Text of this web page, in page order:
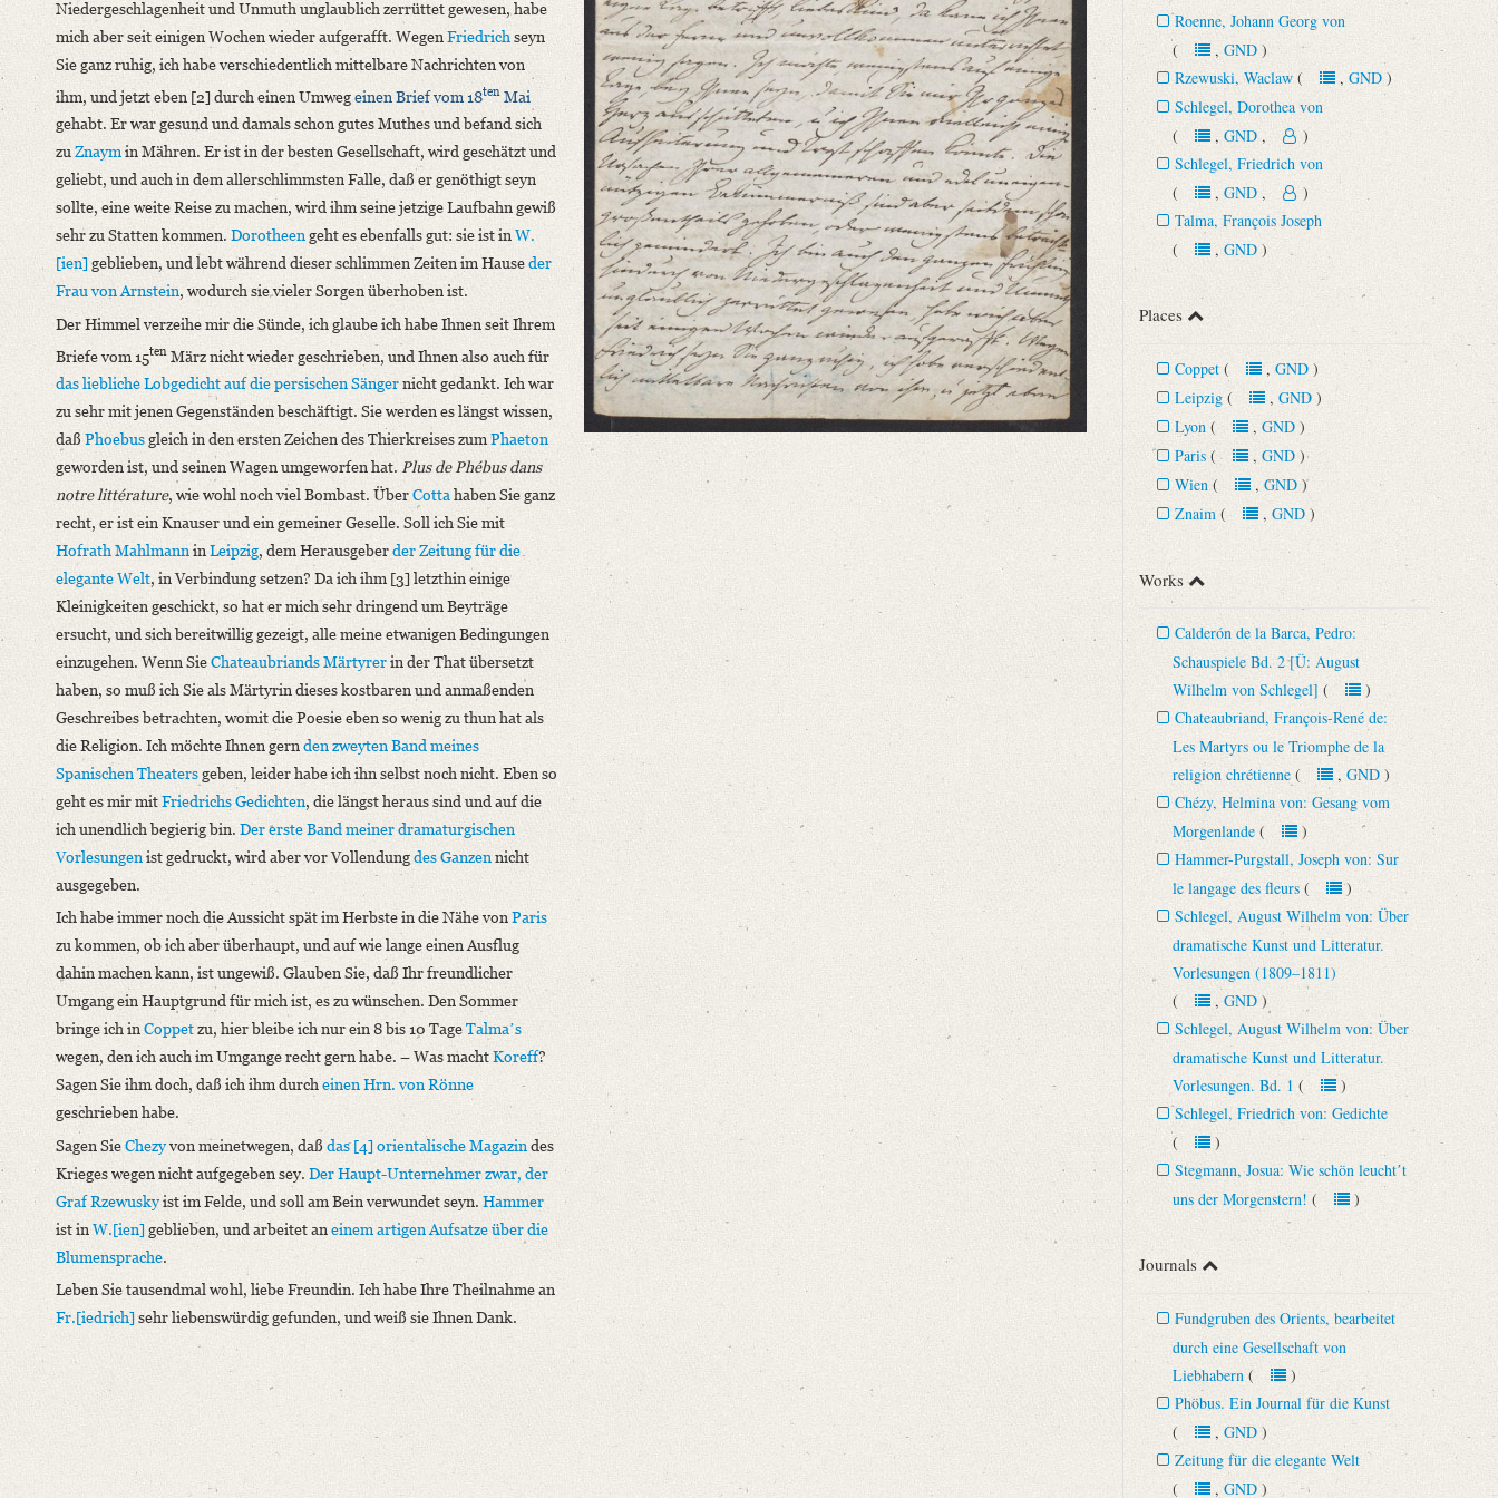
German
Niedergeschlagenheit und Unmuth unglaublich zerrüttet gewesen, habe
mich aber seit einigen Wochen wieder aufgerafft. WegenFriedrichseyn
Sie ganz ruhig, ich habe verschiedentlich mittelbare Nachrichten von
ihm, und jetzt eben [2] durch einen Umwegeinen Brief vom 18ten Mai
gehabt. Er war gesund und damals schon gutes Muthes und befand sich
zu Znaymin Mähren. Er ist in der besten Gesellschaft, wird geschätzt und
geliebt, und auch in dem allerschlimmsten Falle, daß er genöthigt seyn
sollte, eine weite Reise zu machen, wird ihm seine jetzige Laufbahn gewiß
sehr zu Statten kommen. Dorotheengeht es ebenfalls gut: sie ist inW.
[ien]geblieben, und lebt während dieser schlimmen Zeiten im Hauseder
Frau von Arnstein, wodurch sie vieler Sorgen überhoben ist.
Der Himmel verzeihe mir die Sünde, ich glaube ich habe Ihnen seit Ihrem
Briefe vom 15ten März nicht wieder geschrieben, und Ihnen also auch für
das liebliche Lobgedicht auf die persischen Sängernicht gedankt. Ich war
zu sehr mit jenen Gegenständen beschäftigt. Sie werden es längst wissen,
daßPhoebusgleich in den ersten Zeichen des Thierkreises zumPhaeton
geworden ist, und seinen Wagen umgeworfen hat. Plus de Phébus dans
notre littérature, wie wohl noch viel Bombast. ÜberCotta haben Sie ganz
recht, er ist ein Knauser und ein gemeiner Geselle. Soll ich Sie mit
Hofrath MahlmanninLeipzig, dem Herausgeberder Zeitung für die
elegante Welt, in Verbindung setzen? Da ich ihm [3] letzthin einige
Kleinigkeiten geschickt, so hat er mich sehr dringend um Beyträge
ersucht, und sich bereitwillig gezeigt, alle meine etwanigen Bedingungen
einzugehen. Wenn SieChateaubriandsMärtyrerin der That übersetzt
haben, so muß ich Sie als Märtyrin dieses kostbaren und anmaßenden
Geschreibes betrachten, womit die Poesie eben so wenig zu thun hat als
die Religion. Ich möchte Ihnen gern den zweyten Band meines
Spanischen Theatersgeben, leider habe ich ihn selbst noch nicht. Eben so
geht es mir mitFriedrichsGedichten, die längst heraus sind und auf die
ich unendlich begierig bin. Der erste Band meiner dramaturgischen
Vorlesungenist gedruckt, wird aber vor Vollendungdes Ganzennicht
ausgegeben.
Ich habe immer noch die Aussicht spät im Herbste in die Nähe vonParis
zu kommen, ob ich aber überhaupt, und auf wie lange einen Ausflug
dahin machen kann, ist ungewiß. Glauben Sie, daß Ihr freundlicher
Umgang ein Hauptgrund für mich ist, es zu wünschen. Den Sommer
bringe ich inCoppetzu, hier bleibe ich nur ein 8 bis 10 TageTalmaʼs
wegen, den ich auch im Umgange recht gern habe. – Was machtKoreff?
Sagen Sie ihm doch, daß ich ihm durch einen Hrn. von Rönne
geschrieben habe.
Sagen SieChezyvon meinetwegen, daßdas [4] orientalische Magazindes
Krieges wegen nicht aufgegeben sey. Der Haupt-Unternehmer zwar, der
Graf Rzewuskyist im Felde, und soll am Bein verwundet seyn. Hammer
ist inW.[ien]geblieben, und arbeitet an einem artigen Aufsatze über die
Blumensprache.
Leben Sie tausendmal wohl, liebe Freundin. Ich habe Ihre Theilnahme an
Fr.[iedrich]sehr liebenswürdig gefunden, und weiß sie Ihnen Dank.
Roenne, Johann Georg von
(, GND)
Rzewuski, Waclaw (, GND)
Schlegel, Dorothea von
(, GND, )
Schlegel, Friedrich von
(, GND, )
Talma, François Joseph
(, GND)
Places
Coppet (, GND)
Leipzig (, GND)
Lyon (, GND)
Paris (, GND)
Wien (, GND)
Znaim (, GND)
Works
Calderón de la Barca, Pedro:
Schauspiele Bd. 2 [Ü: August
Wilhelm von Schlegel] ()
Chateaubriand, François-René de:
Les Martyrs ou le Triomphe de la
religion chrétienne (, GND)
Chézy, Helmina von: Gesang vom
Morgenlande ()
Hammer-Purgstall, Joseph von: Sur
le langage des fleurs ()
Schlegel, August Wilhelm von: Über
dramatische Kunst und Litteratur.
Vorlesungen (1809–1811)
(, GND)
Schlegel, August Wilhelm von: Über
dramatische Kunst und Litteratur.
Vorlesungen. Bd. 1 ()
Schlegel, Friedrich von: Gedichte
()
Stegmann, Josua: Wie schön leuchtʼt
uns der Morgenstern! ()
Journals
Fundgruben des Orients, bearbeitet
durch eine Gesellschaft von
Liebhabern ()
Phöbus. Ein Journal für die Kunst
(, GND)
Zeitung für die elegante Welt
(, GND)